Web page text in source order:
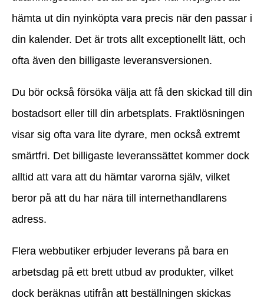
hämta ut din nyinköpta vara precis när den passar i
din kalender. Det är trots allt exceptionellt lätt, och
ofta även den billigaste leveransversionen.
Du bör också försöka välja att få den skickad till din
bostadsort eller till din arbetsplats. Fraktlösningen
visar sig ofta vara lite dyrare, men också extremt
smärtfri. Det billigaste leveranssättet kommer dock
alltid att vara att du hämtar varorna själv, vilket
beror på att du har nära till internethandlarens
adress.
Flera webbutiker erbjuder leverans på bara en
arbetsdag på ett brett utbud av produkter, vilket
dock beräknas utifrån att beställningen skickas